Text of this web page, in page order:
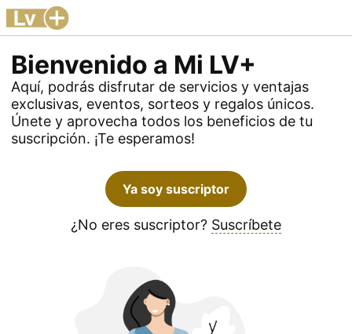
Bienvenido a Mi LV+
Aquí, podrás disfrutar de servicios y ventajas
exclusivas, eventos, sorteos y regalos únicos.
Únete y aprovecha todos los beneficios de tu
suscripción. ¡Te esperamos!
Ya soy suscriptor
¿No eres suscriptor? Suscríbete